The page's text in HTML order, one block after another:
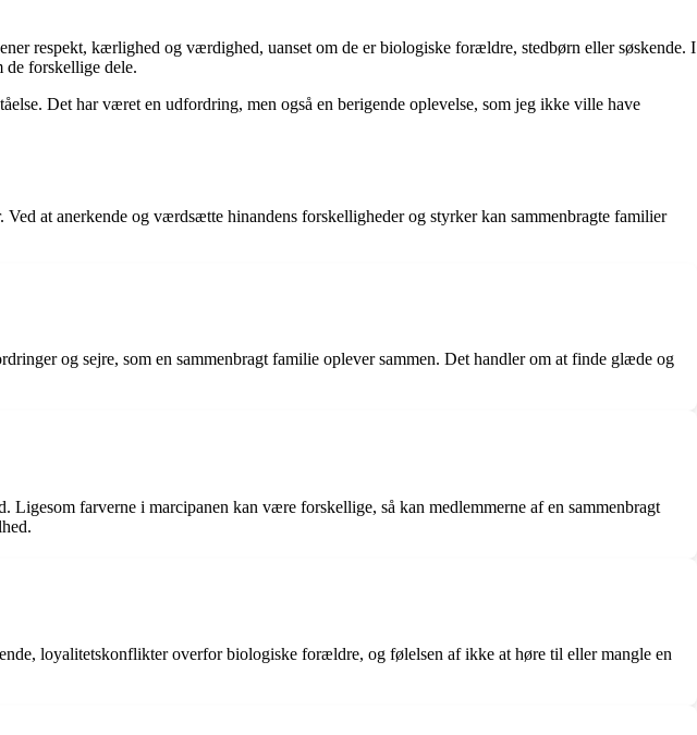
respekt, kærlighed og værdighed, uanset om de er biologiske forældre, stedbørn eller søskende. I
de forskellige dele.
Det har været en udfordring, men også en berigende oplevelse, som jeg ikke ville have
at anerkende og værdsætte hinandens forskelligheder og styrker kan sammenbragte familier
og sejre, som en sammenbragt familie oplever sammen. Det handler om at finde glæde og
farverne i marcipanen kan være forskellige, så kan medlemmerne af en sammenbragt
loyalitetskonflikter overfor biologiske forældre, og følelsen af ikke at høre til eller mangle en